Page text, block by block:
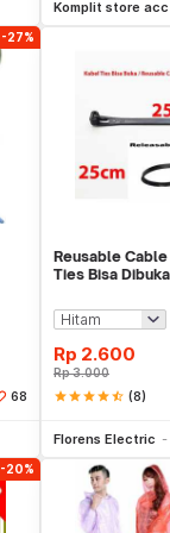
Komplit store acc
-27%
68
Reusable
Ties Bisa Dibuka
Rp 2.600
Rp3.000
starstarstarstarstar_half (8)
Florens Electric
-20%